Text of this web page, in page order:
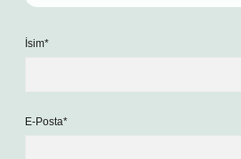
İsim*
E-Posta*